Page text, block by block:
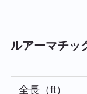
ルアーマチッ
全長（ft）